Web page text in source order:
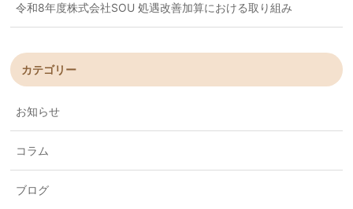
令和8年度株式会社SOU 処遇改善加算における取り組み
カテゴリー
お知らせ
コラム
ブログ